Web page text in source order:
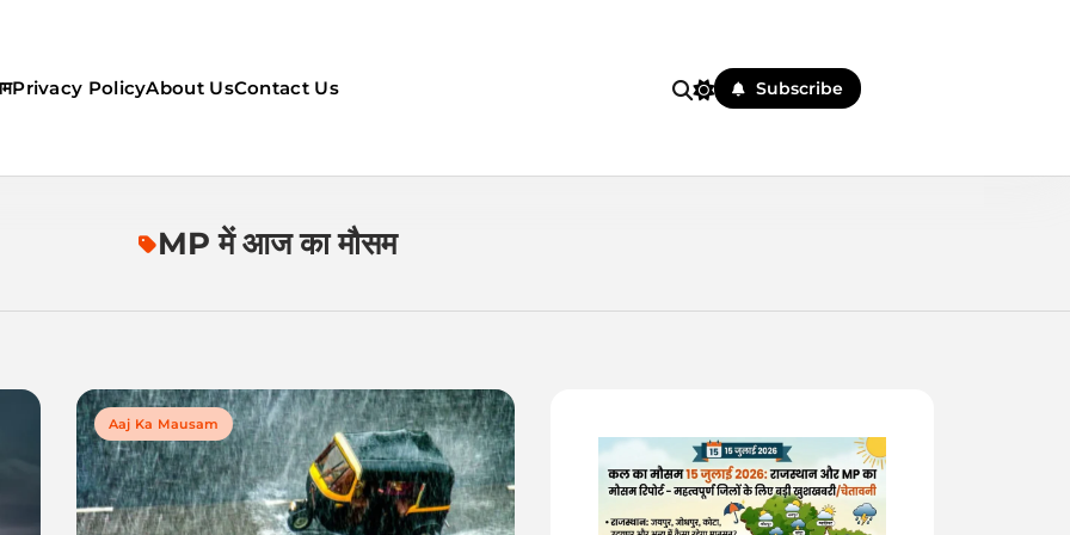
| कल का मौसम की जानकारी सबसे पहले
Privacy PolicyAbout UsContact Us Subscribe
MP में आज का मौसम
Aaj Ka Mausam